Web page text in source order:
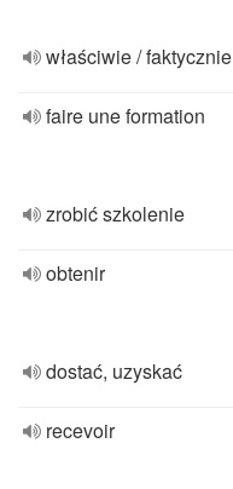
właściwie / faktycznie
faire une formation
zrobić szkolenie
obtenir
dostać, uzyskać
recevoir